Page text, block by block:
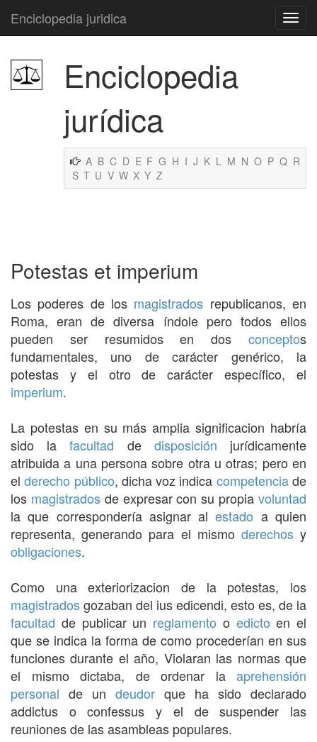
Enciclopedia juridica
Enciclopedia
jurídica
A B C D E F G H I J K L M N O P Q R
S T U V W X Y Z
Potestas et imperium
Los poderes de los magistrados republicanos, en
Roma, eran de diversa índole pero todos ellos
pueden ser resumidos en dos conceptos
fundamentales, uno de carácter genérico, la
potestas y el otro de carácter específico, el
imperium.
La potestas en su más amplia significacion habría
sido lafacultad de disposición jurídicamente
atribuida a una persona sobre otra u otras; pero en
elderecho público, dicha voz indica competenciade
los magistradosde expresar con su propiavoluntad
la que correspondería asignar alestado a quien
representa, generando para el mismo derechosy
obligaciones.
Como una exteriorizacion de la potestas, los
magistradosgozaban del ius edicendi, esto es, de la
facultad de publicar un reglamento o edicto en el
que se indica la forma de como procederían en sus
funciones durante el año, Violaran las normas que
el mismo dictaba, de ordenar la aprehensión
personal de un deudor que ha sido declarado
addictus o confessus y el de suspender las
reuniones de las asambleas populares.